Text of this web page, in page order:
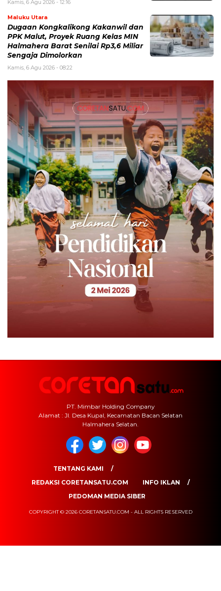
Kamis, 6 Agu 2026 - 12:16
Maluku Utara
Dugaan Kongkalikong Kakanwil dan
PPK Malut, Proyek Ruang Kelas MIN
Halmahera Barat Senilai Rp3,6 Miliar
Sengaja Dimolorkan
Kamis, 6 Agu 2026 - 08:22
PT. Mimbar Holding Company
Alamat : Jl. Desa Kupal, Kecamatan Bacan Selatan
Halmahera Selatan.
TENTANG KAMI
REDAKSI CORETANSATU.COM
INFO IKLAN
PEDOMAN MEDIA SIBER
COPYRIGHT © 2026 CORETANSATU.COM - ALL RIGHTS RESERVED